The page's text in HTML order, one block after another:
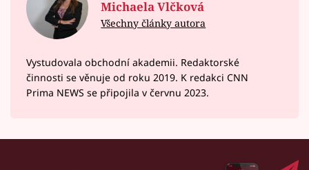
Michaela Vlčková
Všechny články autora
Vystudovala obchodní akademii. Redaktorské
činnosti se věnuje od roku 2019. K redakci CNN
Prima NEWS se připojila v červnu 2023.